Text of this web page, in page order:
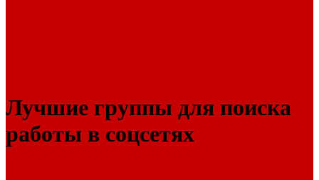
Лучшие группы для поиска
работы в соцсетях